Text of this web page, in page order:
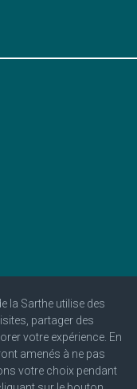
la Sarthe utilise des
partager des
votre expérience. En
amenés à ne pas
votre choix pendant
de Budo